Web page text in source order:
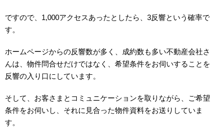
ですので、1,000アクセスあったとしたら、3反響という確率で
す。
ホームページからの反響数が多く、成約数も多い不動産会社さ
んは、物件問合せだけではなく、希望条件をお伺いすることを
反響の入り口にしています。
そして、お客さまとコミュニケーションを取りながら、ご希望
条件をお伺いし、それに見合った物件資料をお送りしていま
す。